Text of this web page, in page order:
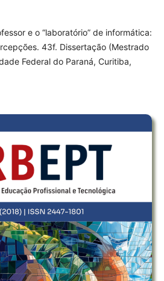
e o “laboratório” de informática:
43f. Dissertação (Mestrado
Federal do Paraná, Curitiba,